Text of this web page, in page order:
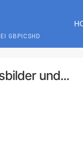
GBPICSHD
und...